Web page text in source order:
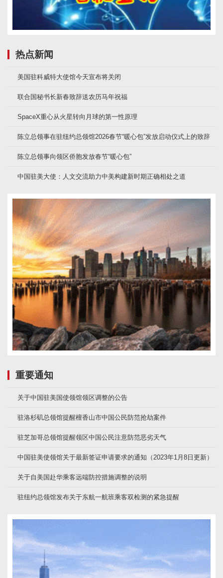
热点新闻
美国驻科威特大使馆今天宣布将关闭
联合国秘书长新春致辞送农历马年祝福
SpaceX重心从火星转向月球的第一性原理
陈立总领事在驻纽约总领馆2026春节“暖心包”发放启动仪式上的致辞
陈立总领事向领区侨胞发放春节“暖心包”
中国驻美大使：人文交流助力中美构建新时期正确相处之道
重要通知
关于中国驻美国使领馆领区调整的公告
驻洛杉矶总领馆提醒檀香山市中国公民防范抢劫案件
驻芝加哥总领馆提醒领区中国公民注意防范恶劣天气
中国驻美使领馆关于最新签证申请要求的通知（2023年1月8日更新）
关于自美国赴华乘客远端防控措施调整的说明
驻纽约总领馆发布关于东航一航班乘客双检测的紧急提醒